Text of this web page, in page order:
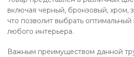
включая черный, бронзовый, хром,
что позволит выбрать оптимальный
любого интерьера.
Важным преимуществом данной